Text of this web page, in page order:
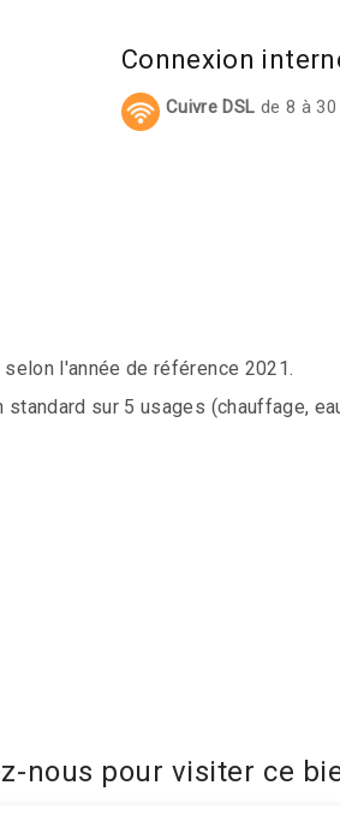
Connexion
Cuivre DSL de 8 à
l'année de référence 2021.
sur 5 usages (chauffage,
nous pour visiter ce